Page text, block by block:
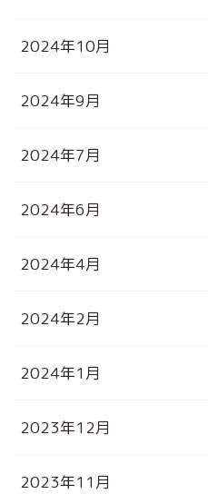
2024年10月
2024年9月
2024年7月
2024年6月
2024年4月
2024年2月
2024年1月
2023年12月
2023年11月